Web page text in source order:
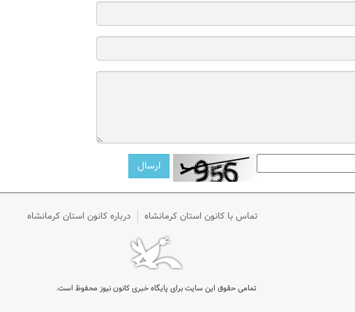
تماس با کانون استان کرمانشاه درباره کانون استان کرمانشاه
تمامی حقوق این سایت برای پایگاه خبری کانون نیوز محفوظ است.